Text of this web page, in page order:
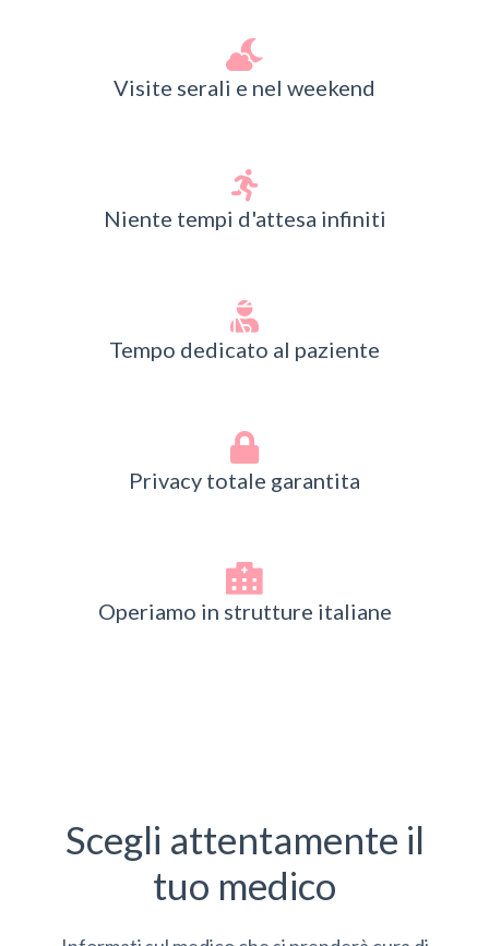
Visite serali e nel weekend
Niente tempi d'attesa infiniti
Tempo dedicato al paziente
Privacy totale garantita
Operiamo in strutture italiane
Scegli attentamente il
tuo medico